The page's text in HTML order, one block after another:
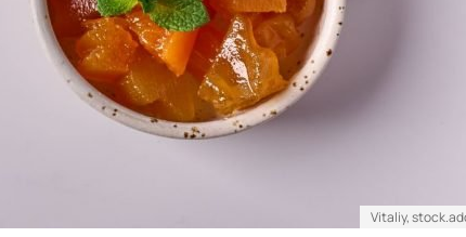
Vitaliy,